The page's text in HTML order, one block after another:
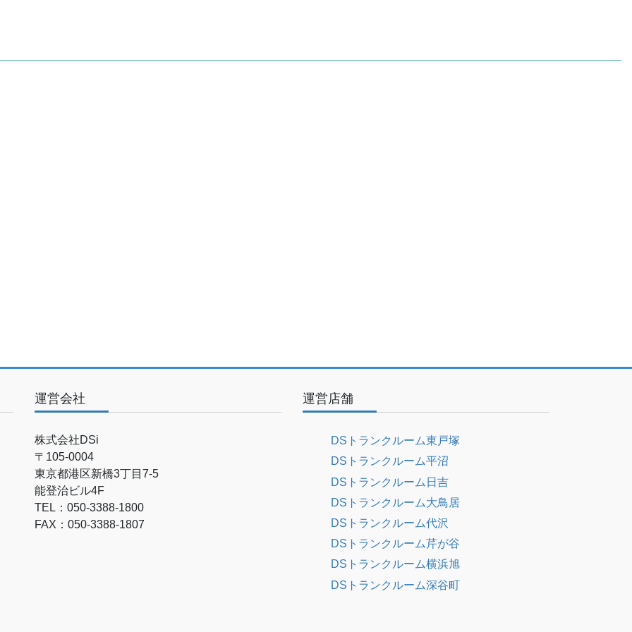
運営会社
株式会社DSi
〒105-0004
東京都港区新橋3丁目7-5
能登治ビル4F
TEL：050-3388-1800
FAX：050-3388-1807
運営店舗
DSトランクルーム東戸塚
DSトランクルーム平沼
DSトランクルーム日吉
DSトランクルーム大鳥居
DSトランクルーム代沢
DSトランクルーム芹が谷
DSトランクルーム横浜旭
DSトランクルーム深谷町